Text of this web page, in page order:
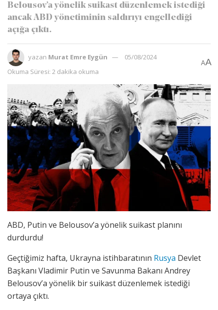
Belousov’a yönelik suikast düzenlemek istediği
ancak ABD yönetiminin saldırıyı engellediği
açığa çıktı.
yazan Murat Emre Eygün
05/08/2024
Okuma Süresi: 2 dakika okuma
AA
ABD, Putin ve Belousov’a yönelik suikast planını
durdurdu!
Geçtiğimiz hafta, Ukrayna istihbaratının Rusya Devlet
Başkanı Vladimir Putin ve Savunma Bakanı Andrey
Belousov’a yönelik bir suikast düzenlemek istediği
ortaya çıktı.